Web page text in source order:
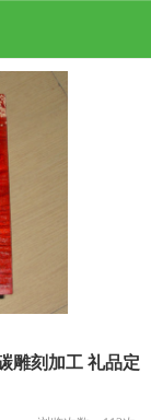
雕刻加工 礼品定